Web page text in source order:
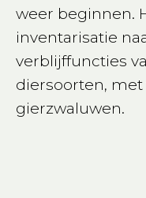
weer beginnen.
inventarisatie
verblijffuncties
diersoorten,
gierzwaluwen.